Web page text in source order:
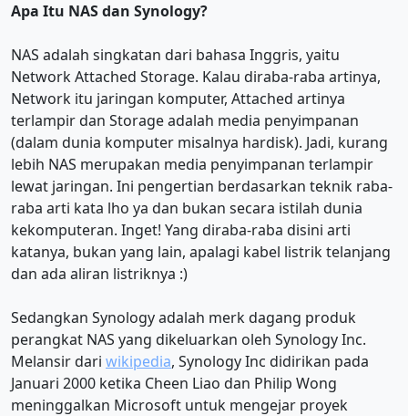
Apa Itu NAS dan Synology?
NAS adalah singkatan dari bahasa Inggris, yaitu
Network Attached Storage. Kalau diraba-raba artinya,
Network itu jaringan komputer, Attached artinya
terlampir dan Storage adalah media penyimpanan
(dalam dunia komputer misalnya hardisk). Jadi, kurang
lebih NAS merupakan media penyimpanan terlampir
lewat jaringan. Ini pengertian berdasarkan teknik raba-
raba arti kata lho ya dan bukan secara istilah dunia
kekomputeran. Inget! Yang diraba-raba disini arti
katanya, bukan yang lain, apalagi kabel listrik telanjang
dan ada aliran listriknya :)
Sedangkan Synology adalah merk dagang produk
perangkat NAS yang dikeluarkan oleh Synology Inc.
Melansir dari wikipedia, Synology Inc didirikan pada
Januari 2000 ketika Cheen Liao dan Philip Wong
meninggalkan Microsoft untuk mengejar proyek